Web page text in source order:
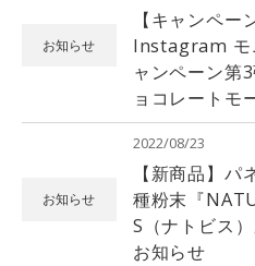
お知らせ
【キャンペー
Instagram モ
ャンペーン第
ョコレートモ
お知らせ
2022/08/23
【新商品】パ
種粉末『
S（ナトビス
お知らせ